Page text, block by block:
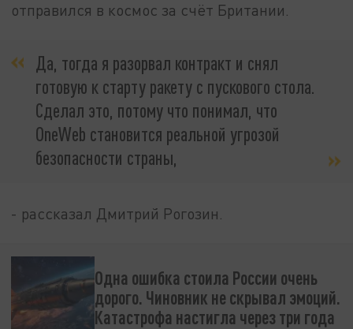
отправился в космос за счёт Британии.
Да, тогда я разорвал контракт и снял
готовую к старту ракету с пускового стола.
Сделал это, потому что понимал, что
OneWeb становится реальной угрозой
безопасности страны,
- рассказал Дмитрий Рогозин.
Одна ошибка стоила России очень
дорого. Чиновник не скрывал эмоций.
Катастрофа настигла через три года